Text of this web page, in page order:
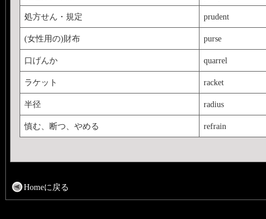
処方せん・規定 prudent
(女性用の)財布 purse
口げんか quarrel
ラケット racket
半径 radius
慎む、断つ、やめる refrain
Homeに戻る